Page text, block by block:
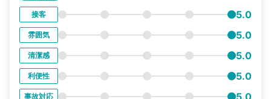
接客 5.0
雰囲気 5.0
清潔感 5.0
利便性 5.0
事故対応 5.0